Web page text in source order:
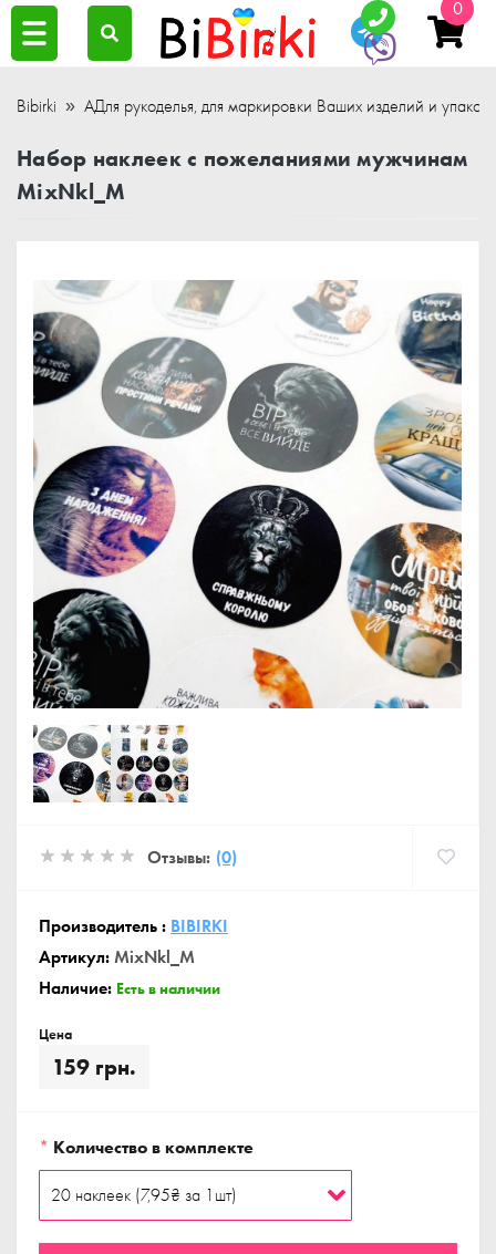
0
Bibirki АДля рукоделья, для маркировки Ваших изделий и
Набор наклеек с пожеланиями мужчинам
MixNkl_M
Отзывы: (0)
Производитель : BIBIRKI
Артикул:MixNkl_M
Наличие: Есть в наличии
Цена
159 грн.
* Количество в комплекте